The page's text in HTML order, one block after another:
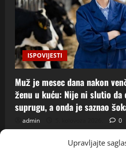
Upravljajte
ISPOVIJESTI
Muž je mesec dana nakon
ženu u kuću: Nije ni slutio da
suprugu, a onda je saznao
admin 0